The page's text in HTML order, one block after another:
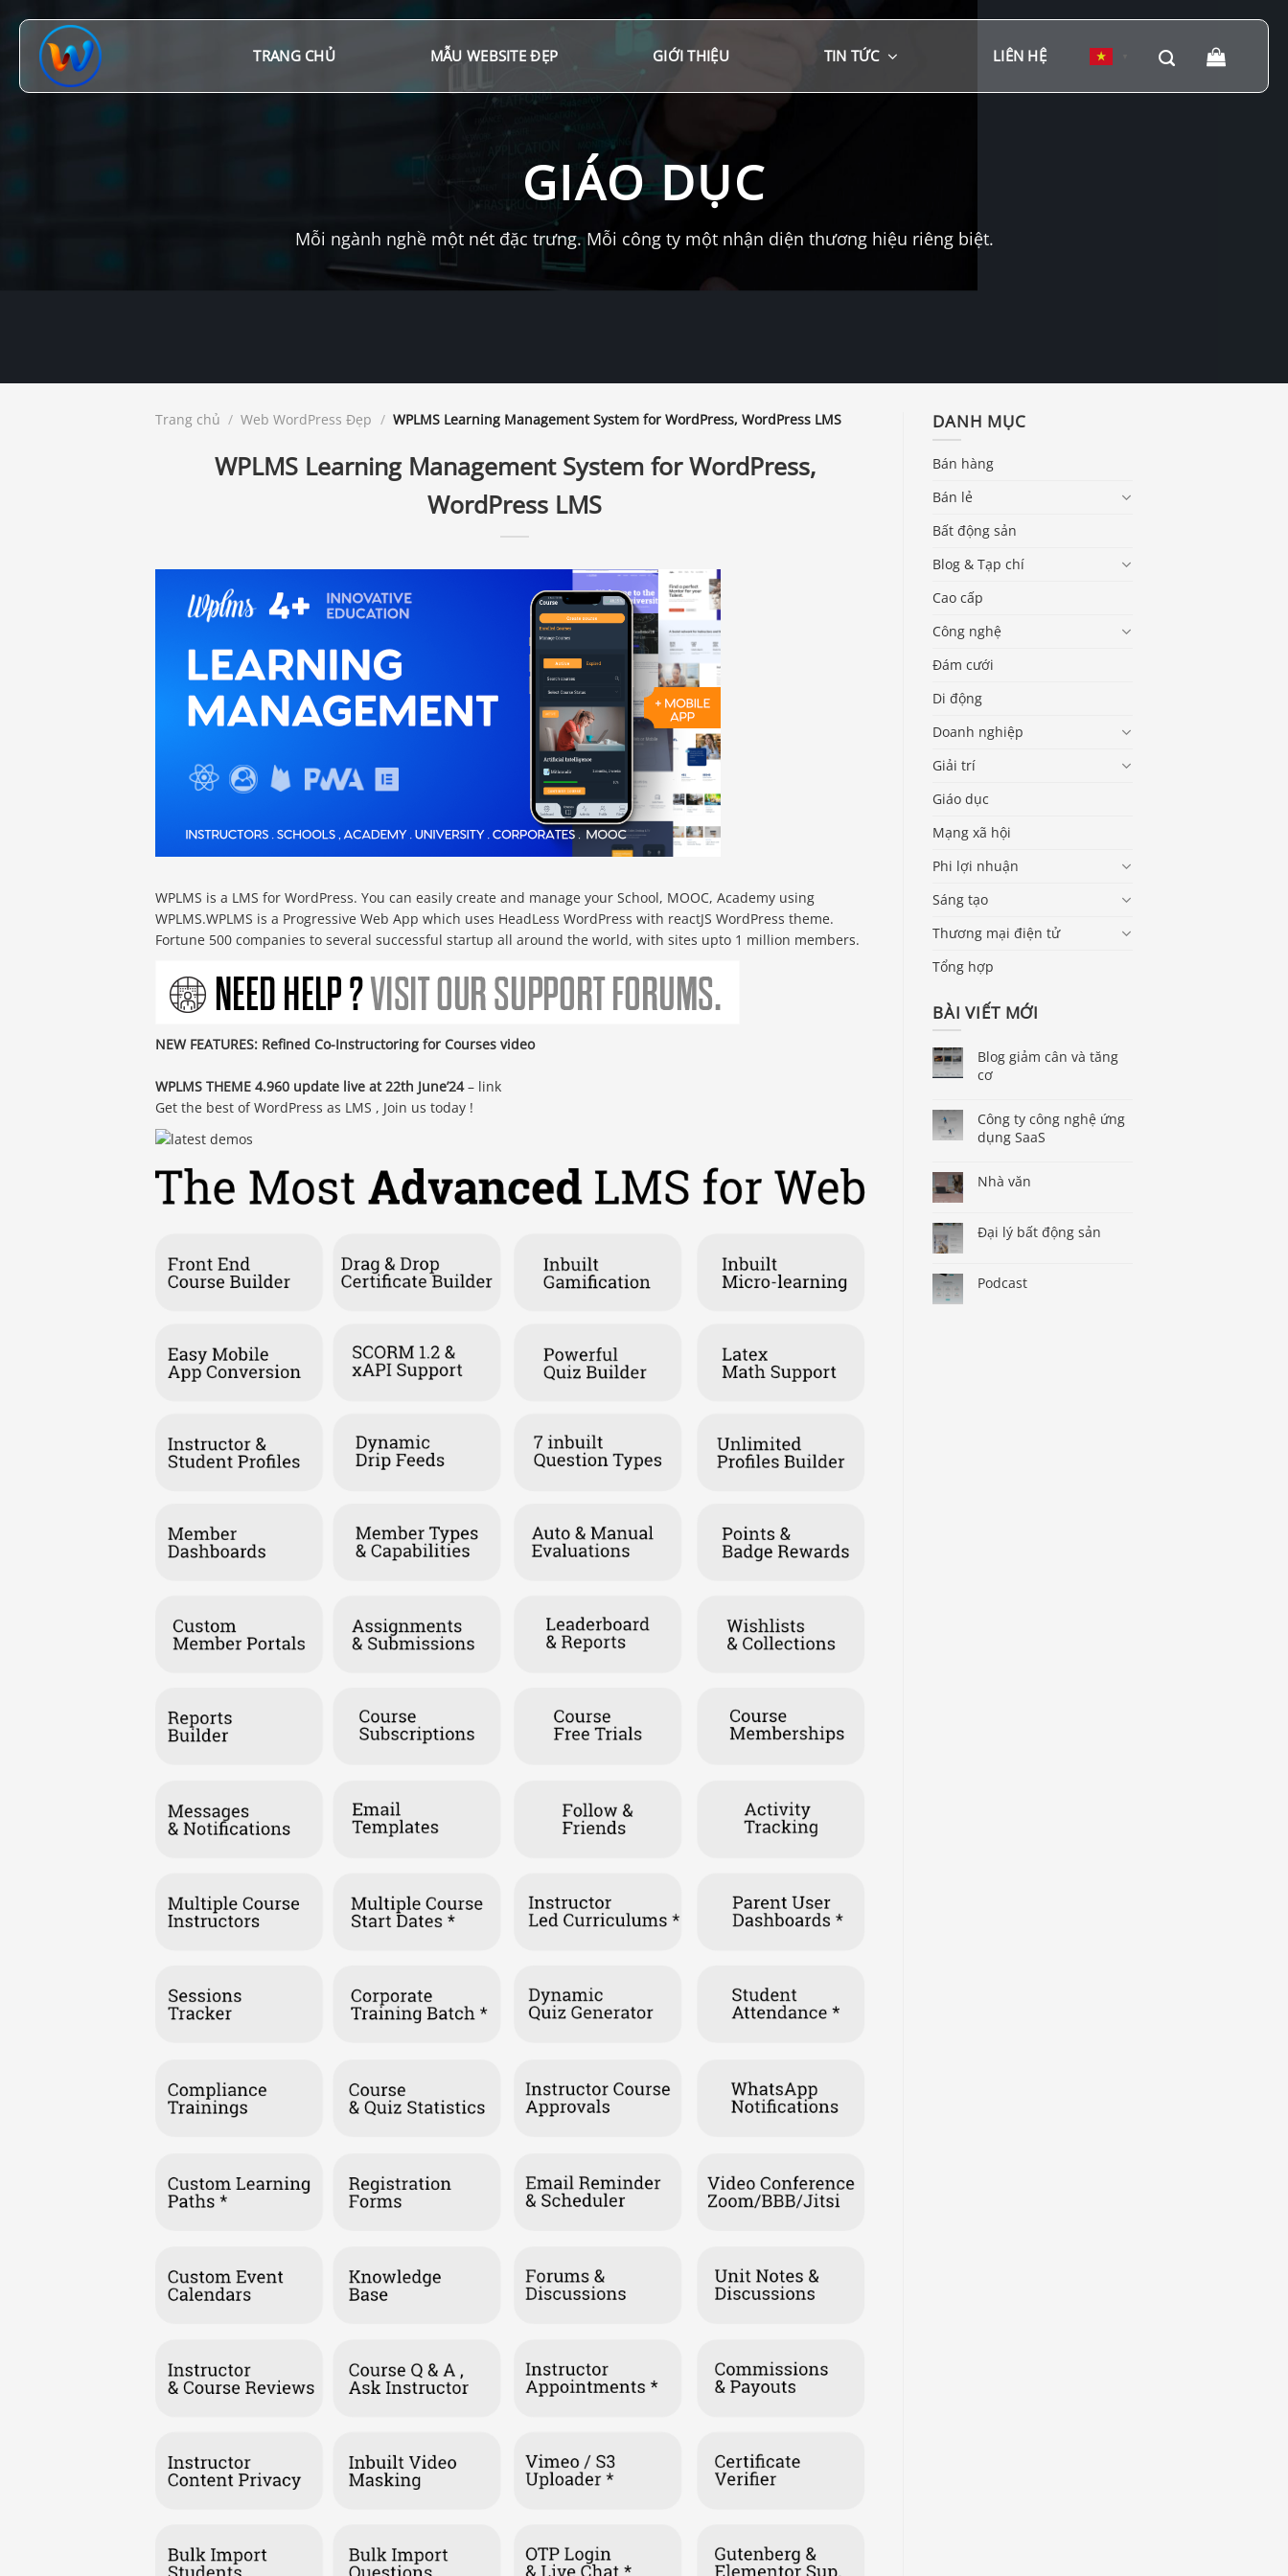
đến
TRANG CHỦ MẪU WEBSITE ĐẸP GIỚI THIỆU TIN TỨC LIÊN HỆ
GIÁO DỤC
Mỗi ngành nghề một nét đặc trưng. Mỗi công ty một nhận diện thương hiệu riêng biệt.
Trang chủ / Web WordPress Đẹp / WPLMS Learning Management System for WordPress, WordPress LMS
WPLMS Learning Management System for WordPress,
WordPress LMS
WPLMS is a LMS for WordPress. You can easily create and manage your School, MOOC, Academy using
WPLMS.WPLMS is a Progressive Web App which uses HeadLess WordPress with reactJS WordPress theme.
Fortune 500 companies to several successful startup all around the world, with sites upto 1 million members.
NEW FEATURES: Refined Co-Instructoring for Courses video
WPLMS THEME 4.960 update live at 22th June’24– link
Get the best of WordPress as LMS , Join us today !
DANH MỤC
Bán hàng
Bán lẻ
Bất động sản
Blog & Tạp chí
Cao cấp
Công nghệ
Đám cưới
Di động
Doanh nghiệp
Giải trí
Giáo dục
Mạng xã hội
Phi lợi nhuận
Sáng tạo
Thương mại điện tử
Tổng hợp
BÀI VIẾT MỚI
Blog giảm cân và tăng
cơ
Công ty công nghệ ứng
dụng SaaS
Nhà văn
Đại lý bất động sản
Podcast